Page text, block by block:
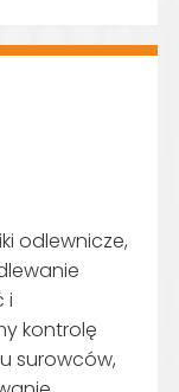
odlewnicze,
i
kontrolę
surowców,